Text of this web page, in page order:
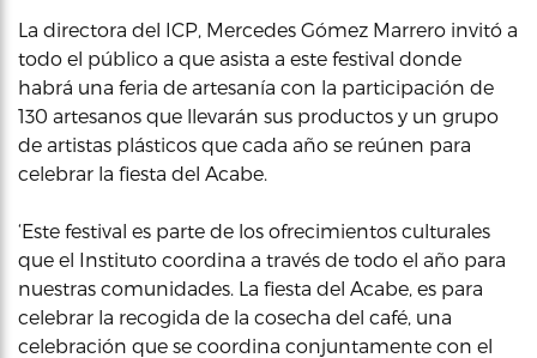
La directora del ICP, Mercedes Gómez Marrero invitó a
todo el público a que asista a este festival donde
habrá una feria de artesanía con la participación de
130 artesanos que llevarán sus productos y un grupo
de artistas plásticos que cada año se reúnen para
celebrar la fiesta del Acabe.
‘Este festival es parte de los ofrecimientos culturales
que el Instituto coordina a través de todo el año para
nuestras comunidades. La fiesta del Acabe, es para
celebrar la recogida de la cosecha del café, una
celebración que se coordina conjuntamente con el